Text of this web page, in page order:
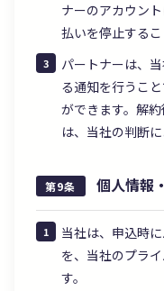
ナーのアカウン
払いを停止するこ
パートナーは、
る通知を行うこ
ができます。解
は、当社の判断に
第9条 個人情報
当社は、申込時
を、当社のプラ
す。